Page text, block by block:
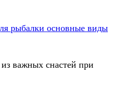
рыбалки основные виды
важных снастей при